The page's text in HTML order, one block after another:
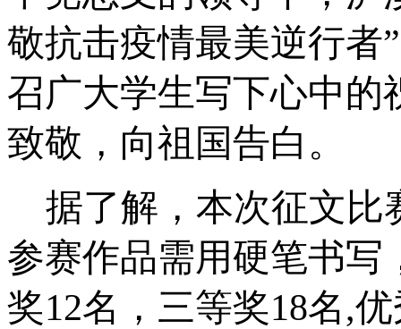
敬抗击疫情最美逆行者”
召广大学生写下心中的
致敬，向祖国告白。
据了解，本次征文比
参赛作品需用硬笔书写
奖12名，三等奖18名,